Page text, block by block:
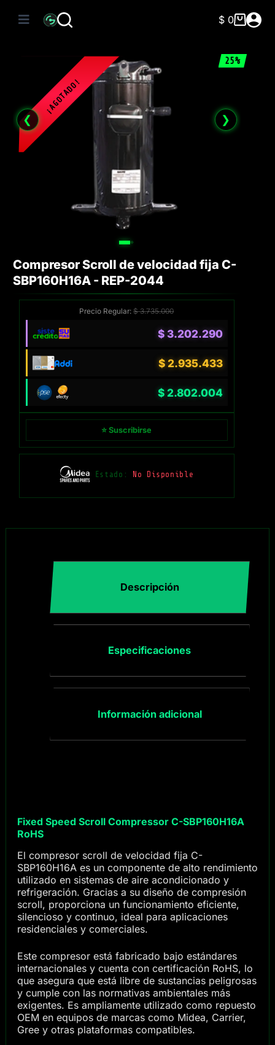
Carro
$0
25%
❮ ❯
Compresor Scroll de velocidad fija C-
SBP160H16A - REP-2044
Precio Regular:$3.735.000
$3.202.290
$2.935.433
$2.802.004
⭐ Suscribirse
Estado: No Disponible
Descripción
Especificaciones
Información adicional
Fixed Speed Scroll Compressor C-SBP160H16A
RoHS
El compresor scroll de velocidad fija C-
SBP160H16A es un componente de alto rendimiento
utilizado en sistemas de aire acondicionado y
refrigeración. Gracias a su diseño de compresión
scroll, proporciona un funcionamiento eficiente,
silencioso y continuo, ideal para aplicaciones
residenciales y comerciales.
Este compresor está fabricado bajo estándares
internacionales y cuenta con certificación RoHS, lo
que asegura que está libre de sustancias peligrosas
y cumple con las normativas ambientales más
exigentes. Es ampliamente utilizado como repuesto
OEM en equipos de marcas como Midea, Carrier,
Gree y otras plataformas compatibles.